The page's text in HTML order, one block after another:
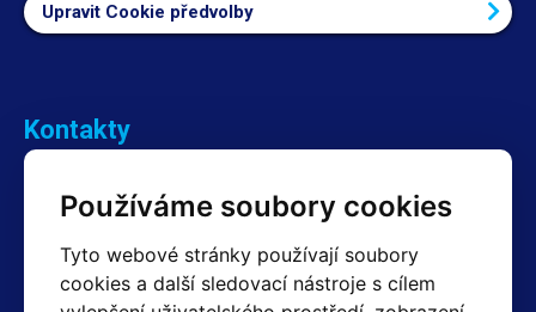
Používáme soubory cookies
Tyto webové stránky používají soubory
cookies a další sledovací nástroje s cílem
Upravit Cookie předvolby
Kontakty
+420 603 357 606 +420 605 234 204
Fakturační a expediční oddělení
+420 605 259 759 (Po–Pá: 7:30 – 15:00)